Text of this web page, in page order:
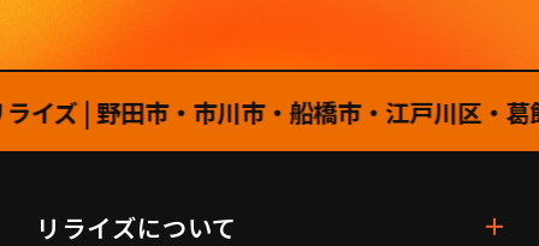
| 野田市・市川市・船橋市・江戸川区・葛飾
リライズについて